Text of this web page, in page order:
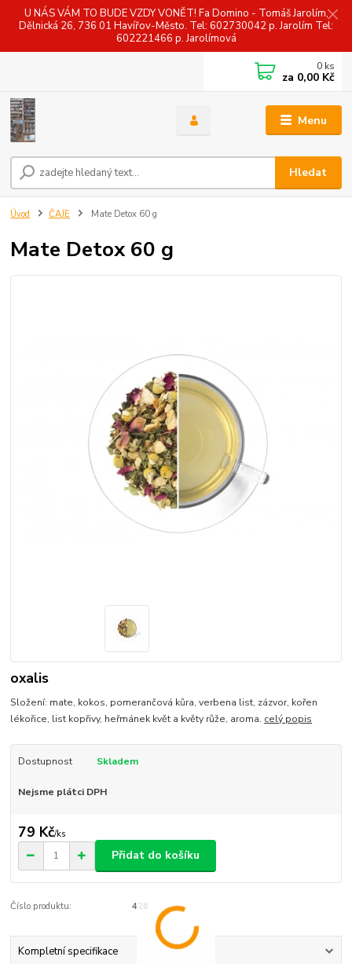
U NÁS VÁM TO BUDE VZDY VONĚT! Fa Domino - Tomáš Jarolím,
Dělnická 26, 736 01 Havířov-Město. Tel: 602730042 p. Jarolím Tel:
602221466 p. Jarolímová
Menu
Hledat
0 ks
za 0,00 Kč
Úvod ČAJE Mate Detox 60 g
Mate Detox 60 g
oxalis
Složení: mate, kokos, pomerančová kůra, verbena list, zázvor, kořen
lékořice, list kopřivy, heřmánek květ a květy růže, aroma. celý popis
Dostupnost Skladem
Nejsme plátci DPH
79 Kč/ks
Přidat do košíku
Číslo produktu: 426
Kompletní specifikace